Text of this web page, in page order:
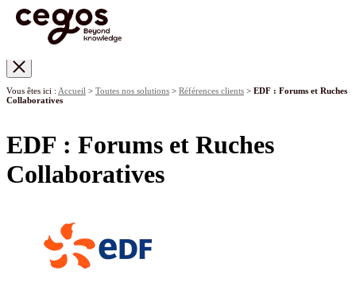
Vous êtes ici : Accueil > Toutes nos solutions > Références clients > EDF : Forums et Ruches
Collaboratives
EDF : Forums et Ruches
Collaboratives